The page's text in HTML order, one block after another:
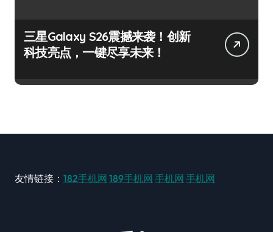
三星Galaxy S26震撼来袭！创新
科技亮点，一键尽享未来！
友情链接： 182手机网 189手机网 手机网 手机网